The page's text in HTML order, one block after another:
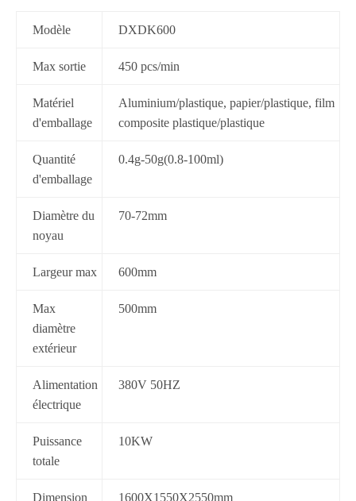
Modèle DXDK600
Max sortie 450 pcs/min
Matériel
d'emballage
Aluminium/plastique, papier/plastique, film
composite plastique/plastique
Quantité
d'emballage
0.4g-50g(0.8-100ml)
Diamètre du
noyau
70-72mm
Largeur max 600mm
Max
diamètre
extérieur
500mm
Alimentation
électrique
380V 50HZ
Puissance
totale
10KW
Dimension 1600X1550X2550mm